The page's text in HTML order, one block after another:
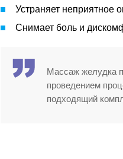
Устраняет неприятное
Снимает боль и
Массаж желудка
проведением
подходящий